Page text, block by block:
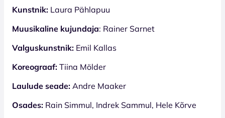
Kunstnik: Laura Pählapuu
Muusikaline kujundaja: Rainer Sarnet
Valguskunstnik: Emil Kallas
Koreograaf: Tiina Mölder
Laulude seade: Andre Maaker
Osades: Rain Simmul, Indrek Sammul, Hele Kõrve